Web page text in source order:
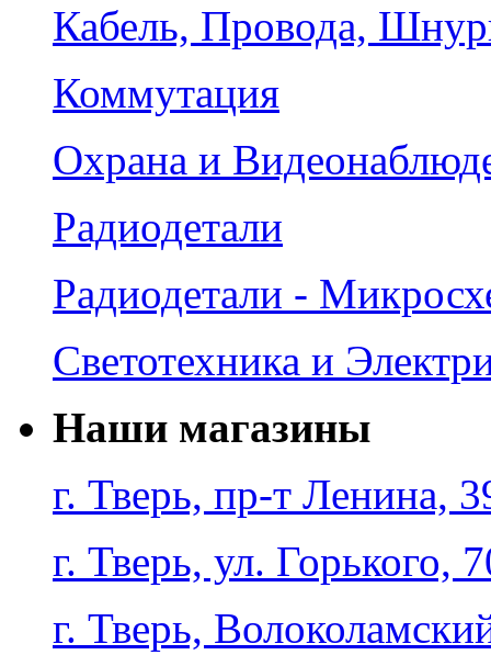
Кабель, Провода,
Коммутация
Охрана и
Радиодетали
Радиодетали -
Светотехника и
Наши магазины
г. Тверь, пр-т Ленина,
г. Тверь, ул. Горького,
г. Тверь,